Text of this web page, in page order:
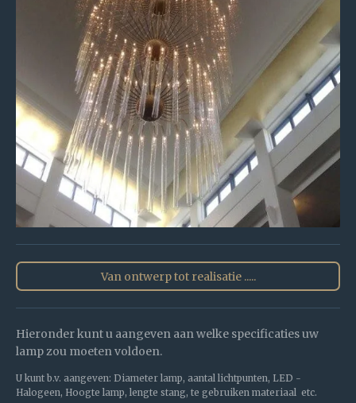
Van ontwerp tot realisatie .....
Hieronder kunt u aangeven aan welke specificaties uw
lamp zou moeten voldoen.
U kunt b.v. aangeven: Diameter lamp, aantal lichtpunten, LED -
Halogeen, Hoogte lamp, lengte stang, te gebruiken materiaal etc.